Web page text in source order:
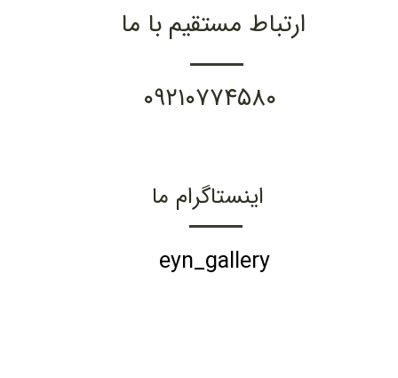
ارتباط مستقیم با ما
۰۹۲۱۰۷۷۴۵۸۰
اینستاگرام ما
eyn_gallery